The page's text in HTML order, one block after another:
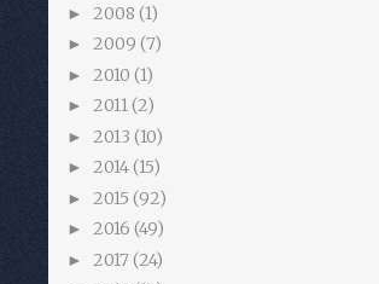
► 2008 (1)
► 2009 (7)
► 2010 (1)
► 2011(2)
► 2013 (10)
► 2014(15)
► 2015 (92)
► 2016 (49)
► 2017 (24)